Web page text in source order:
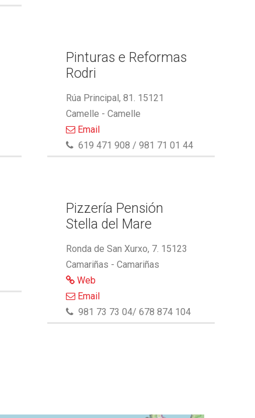
Pinturas e Reformas
Rodri
Rúa Principal, 81. 15121
Camelle - Camelle
Email
619 471 908 / 981 71 01 44
Pizzería Pensión
Stella del Mare
Ronda de San Xurxo, 7. 15123
Camariñas - Camariñas
Web
Email
981 73 73 04/ 678 874 104